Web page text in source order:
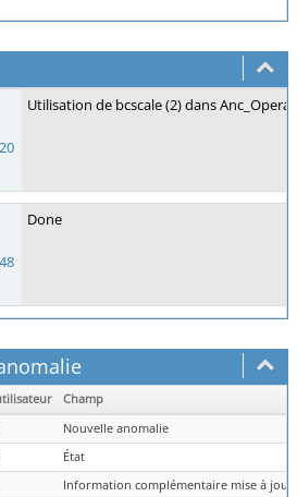
Utilisation de bcscale (2) dans
Done
Champ
Nouvelle anomalie
État
Information complémentaire mise à jour